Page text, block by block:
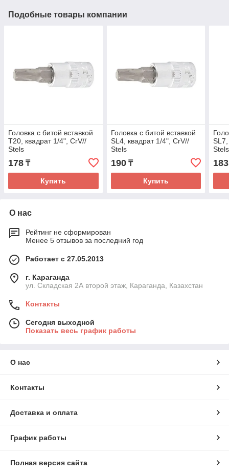
Подобные товары компании
Головка с битой вставкой
T20, квадрат 1/4", CrV//
Stels
178 ₸
Купить
Головка с битой вставкой
SL4, квадрат 1/4", CrV//
Stels
190₸
Купить
Stels
183
О нас
Рейтинг не сформирован
Менее 5 отзывов за последний год
Работает с 27.05.2013
г. Караганда
ул. Складская 2А второй этаж, Караганда, Казахстан
Контакты
Сегодня выходной
Показать весь график работы
О нас
Контакты
Доставка и оплата
График работы
Полная версия сайта